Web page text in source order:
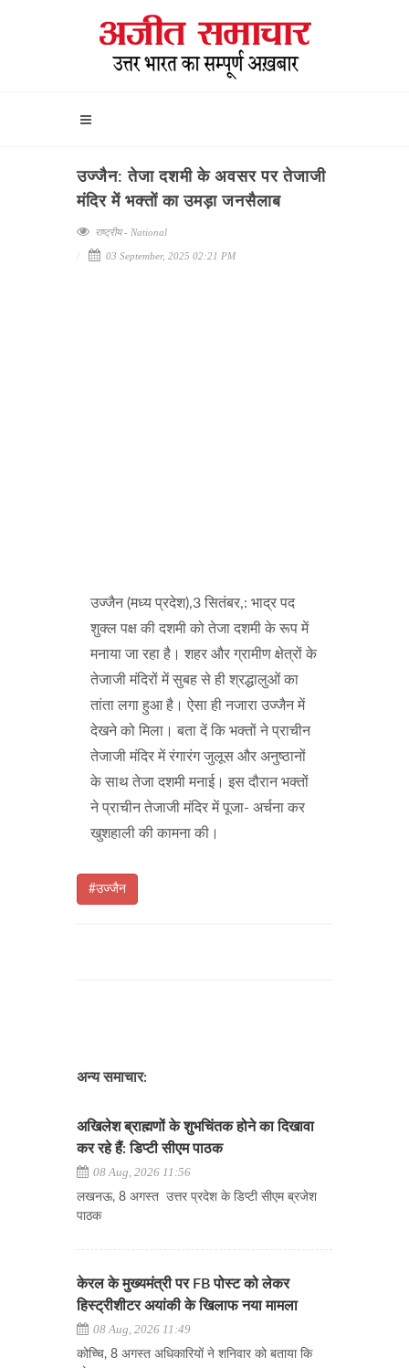
उज्जैन: तेजा दशमी के अवसर पर तेजाजी
मंदिर में भक्तों का उमड़ा जनसैलाब
राष्ट्रीय - National
03 September, 2025 02:21 PM
उज्जैन (मध्य प्रदेश),3 सितंबर,: भाद्र पद
शुक्ल पक्ष की दशमी को तेजा दशमी के रूप में
मनाया जा रहा है। शहर और ग्रामीण क्षेत्रों के
तेजाजी मंदिरों में सुबह से ही श्रद्धालुओं का
तांता लगा हुआ है। ऐसा ही नजारा उज्जैन में
देखने को मिला। बता दें कि भक्तों ने प्राचीन
तेजाजी मंदिर में रंगारंग जुलूस और अनुष्ठानों
के साथ तेजा दशमी मनाई। इस दौरान भक्तों
ने प्राचीन तेजाजी मंदिर में पूजा- अर्चना कर
खुशहाली की कामना की।
#उज्जैन
अन्य समाचार:
अखिलेश ब्राह्मणों के शुभचिंतक होने का दिखावा
कर रहे हैं: डिप्टी सीएम पाठक
08 Aug, 2026 11:56
लखनऊ, 8 अगस्त उत्तर प्रदेश के डिप्टी सीएम ब्रजेश
पाठक
केरल के मुख्यमंत्री पर FB पोस्ट को लेकर
हिस्ट्रीशीटर अयांकी के खिलाफ नया मामला
08 Aug, 2026 11:49
कोच्चि, 8 अगस्त अधिकारियों ने शनिवार को बताया कि